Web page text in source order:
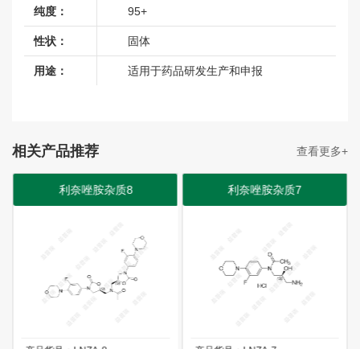
肾上腺素杂质
他氟前列素杂质
特布他林杂质
特立氟胺杂质
维利西胍杂质
维生素B6杂质
西洛他唑杂质
缬沙坦杂质
纯度： 95+
性状： 固体
用途： 适用于药品研发生产和申报
相关产品推荐 查看更多+
利奈唑胺杂质8 利奈唑胺杂质7